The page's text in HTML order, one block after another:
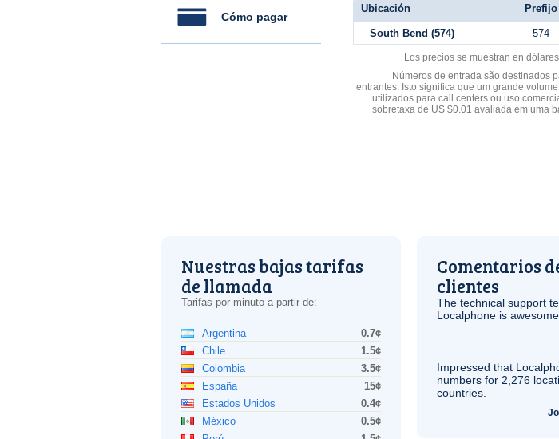
Cómo pagar
Ubicación Prefijo
South Bend (574) 574
Los precios se muestran en
Números de entrada são destinados
entrantes. Isto significa que um grande
utilizados para call centers ou uso
sobretaxa de US $0.01 avaliada em uma
Nuestras bajas tarifas
de llamada
Tarifas por minuto a partir de:
Argentina
0.7¢
Chile
1.5¢
Colombia
3.5¢
España
15¢
Estados Unidos
0.4¢
México
0.5¢
Comentarios
clientes
The technical support
Localphone is awesome.
Impressed that
numbers for 2,276
countries.